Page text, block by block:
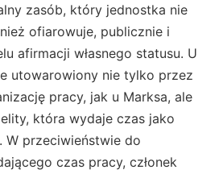
zasób, który jednostka nie
ofiarowuje, publicznie i
afirmacji własnego statusu. U
utowarowiony nie tylko przez
pracy, jak u Marksa, ale
która wydaje czas jako
W przeciwieństwie do
czas pracy, członek